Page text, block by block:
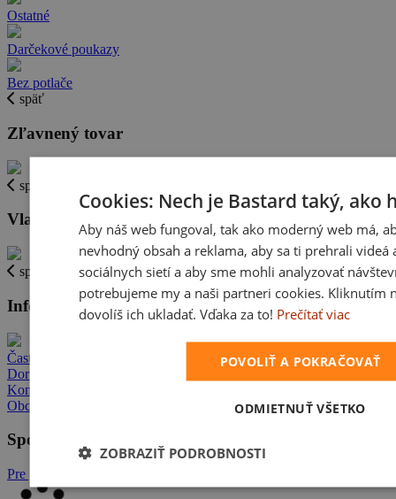
Ostatné
Darčekové poukazy
Bez potlače
späť
Zľavnený tovar
späť
Vlastná potlač
späť
Informácie
Časté otázky
Doručenie
Kontakt
Obchodné podmienky
Spolupráca
Pre grafikov
Cookies: Nech je Bastard taký, ako
Aby náš web fungoval, tak ako moderný web má,
nevhodný obsah a reklama, aby sa ti prehrali videá
sociálnych sietí a aby sme mohli analyzovať
potrebujeme my a naši partneri cookies. Kliknutím
dovolíš ich ukladať. Vďaka za to! Prečítať viac
POVOLIŤ A POKRAČOVAŤ
ODMIETNUŤ VŠETKO
ZOBRAZIŤ PODROBNOSTI